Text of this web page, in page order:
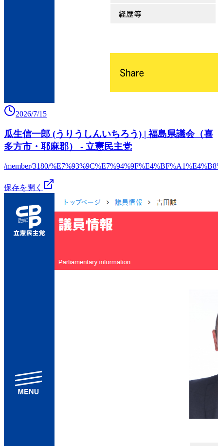
2026/7/15
瓜生信一郎 (うりうしんいちろう) | 福島県議会（喜
多方市・耶麻郡） - 立憲民主党
/member/3180/
保存を開く